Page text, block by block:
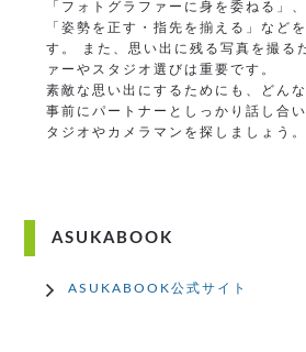
「フォトグラファーに身を委ねる」
「姿勢を正す・指先を揃える」など
す。 また、思い出に残る写真を撮る
ァーやスタジオ選びは重要です。
素敵な思い出にするためにも、どん
事前にパートナーとしっかり話し合
タジオやカメラマンを探しましょう。
ASUKABOOK
ASUKABOOK公式サイト